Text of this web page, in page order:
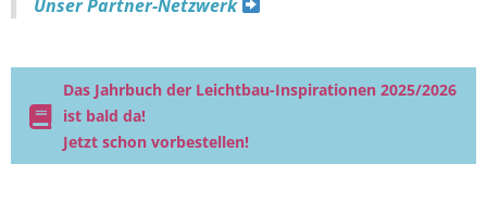
Unser Partner-Netzwerk
Das Jahrbuch der Leichtbau-Inspirationen 2025/2026
ist bald da!
Jetzt schon vorbestellen!